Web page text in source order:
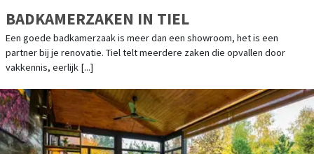
BADKAMERZAKEN IN TIEL
Een goede badkamerzaak is meer dan een showroom, het is een
partner bij je renovatie. Tiel telt meerdere zaken die opvallen door
vakkennis, eerlijk [...]